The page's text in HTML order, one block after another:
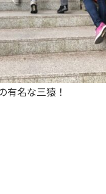
有名な三猿！